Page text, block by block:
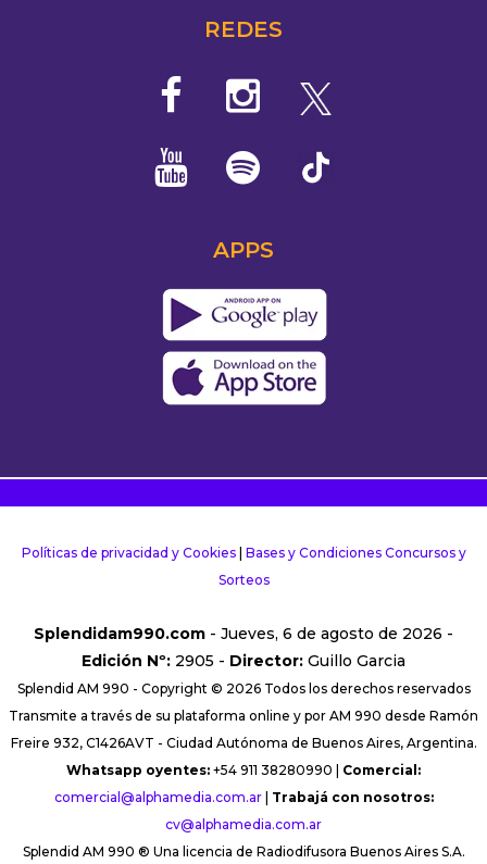
REDES
APPS
Políticas de privacidad y Cookies| Bases y Condiciones Concursos y
Sorteos
Splendidam990.com - Jueves, 6 de agosto de 2026 -
Edición Nº: 2905 - Director: Guillo Garcia
Splendid AM 990 - Copyright © 2026 Todos los derechos reservados
Transmite a través de su plataforma online y por AM 990 desde Ramón
Freire 932, C1426AVT - Ciudad Autónoma de Buenos Aires, Argentina.
Whatsapp oyentes: +54 911 38280990 | Comercial:
comercial@alphamedia.com.ar| Trabajá con nosotros:
cv@alphamedia.com.ar
Splendid AM 990 ® Una licencia de Radiodifusora Buenos Aires S.A.